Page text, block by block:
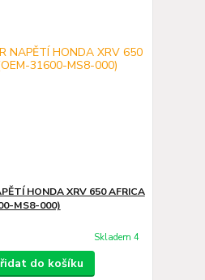
HONDA XRV 650 AFRICA
MS8-000)
Skladem 4
do košíku